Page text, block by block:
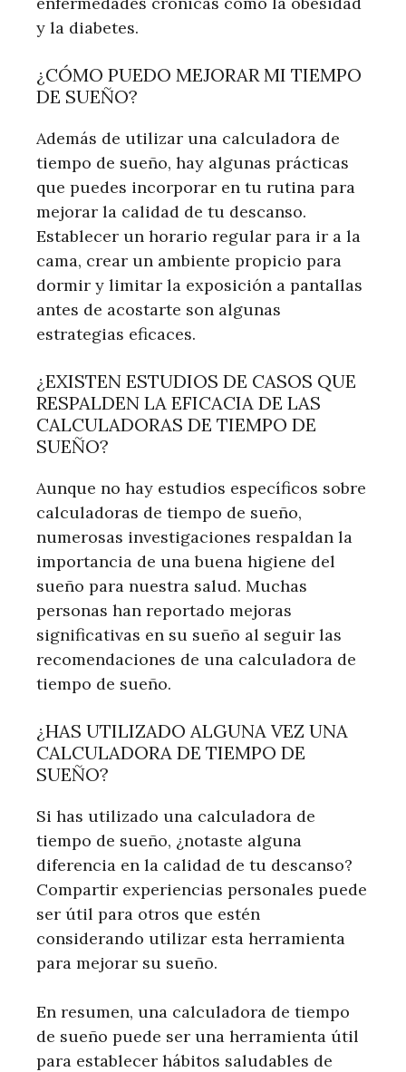
y la diabetes.
¿CÓMO PUEDO MEJORAR MI TIEMPO
DE SUEÑO?
Además de utilizar una calculadora de
tiempo de sueño, hay algunas prácticas
que puedes incorporar en tu rutina para
mejorar la calidad de tu descanso.
Establecer un horario regular para ir a la
cama, crear un ambiente propicio para
dormir y limitar la exposición a pantallas
antes de acostarte son algunas
estrategias eficaces.
¿EXISTEN ESTUDIOS DE CASOS QUE
RESPALDEN LA EFICACIA DE LAS
CALCULADORAS DE TIEMPO DE
SUEÑO?
Aunque no hay estudios específicos sobre
calculadoras de tiempo de sueño,
numerosas investigaciones respaldan la
importancia de una buena higiene del
sueño para nuestra salud. Muchas
personas han reportado mejoras
significativas en su sueño al seguir las
recomendaciones de una calculadora de
tiempo de sueño.
¿HAS UTILIZADO ALGUNA VEZ UNA
CALCULADORA DE TIEMPO DE
SUEÑO?
Si has utilizado una calculadora de
tiempo de sueño, ¿notaste alguna
diferencia en la calidad de tu descanso?
Compartir experiencias personales puede
ser útil para otros que estén
considerando utilizar esta herramienta
para mejorar su sueño.
En resumen, una calculadora de tiempo
de sueño puede ser una herramienta útil
para establecer hábitos saludables de